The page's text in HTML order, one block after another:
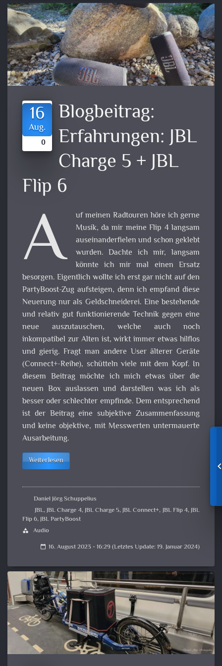
16
Aug.
0
Blogbeitrag:
Erfahrungen: JBL
Charge 5 + JBL
Flip 6
A
uf meinen Radtouren höre ich gerne
Musik, da mir meine Flip 4 langsam
auseinanderfielen und schon geklebt
wurden. Dachte ich mir, langsam
könnte ich mir mal einen Ersatz
besorgen. Eigentlich wollte ich erst gar nicht auf den
PartyBoost-Zug aufsteigen, denn ich empfand diese
Neuerung nur als Geldschneiderei. Eine bestehende
und relativ gut funktionierende Technik gegen eine
neue auszutauschen, welche auch noch
inkompatibel zur Alten ist, wirkt immer etwas hilflos
und gierig. Fragt man andere User älterer Geräte
(Connect+-Reihe), schütteln viele mit dem Kopf. In
diesem Beitrag möchte ich mich etwas über die
neuen Box auslassen und darstellen was ich als
besser oder schlechter empfinde. Dem entsprechend
ist der Beitrag eine subjektive Zusammenfassung
und keine objektive, mit Messwerten untermauerte
Ausarbeitung.
Weiterlesen
Daniel Jörg Schuppelius
JBL,JBL Charge 4,JBL Charge 5,JBL Connect+, JBL Flip 4,JBL
Flip 6,JBL PartyBoost
category Audio
calendar_today 16. August 2023 - 16:29 (Letztes Update: 19. Januar 2024)